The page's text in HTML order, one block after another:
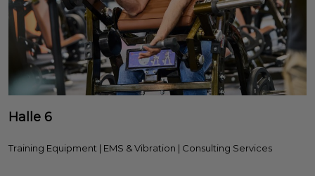
Halle 6
Training Equipment | EMS & Vibration | Consulting Services